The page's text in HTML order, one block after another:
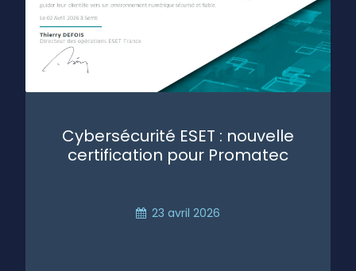
Cybersécurité ESET : nouvelle
certification pour Promatec
23 avril 2026